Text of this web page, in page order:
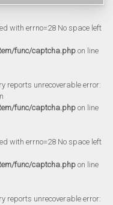
with errno=28 No space left
func/captcha.php on line
reports unrecoverable error:
func/captcha.php on line
with errno=28 No space left
func/captcha.php on line
reports unrecoverable error: